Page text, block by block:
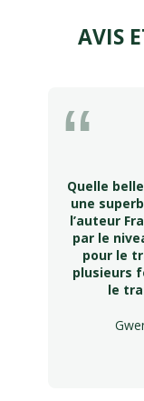
AVIS
Quelle
une
l’auteur
par le
pour le
plusieurs
le